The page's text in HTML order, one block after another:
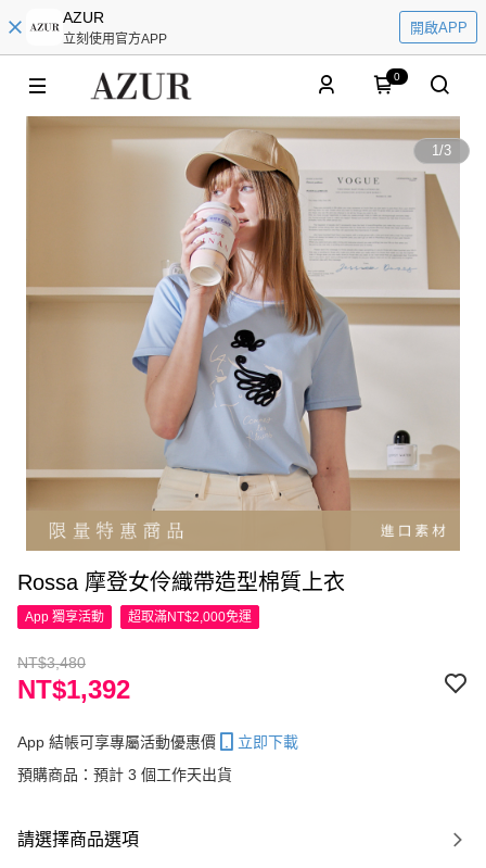
AZUR
立刻使用官方APP
開啟APP
0
1/3
Rossa 摩登女伶織帶造型棉質上衣
App 獨享活動 超取滿NT$2,000免運
NT$3,480
NT$1,392
App 結帳可享專屬活動優惠價
立即下載
預購商品：預計 3 個工作天出貨
請選擇商品選項